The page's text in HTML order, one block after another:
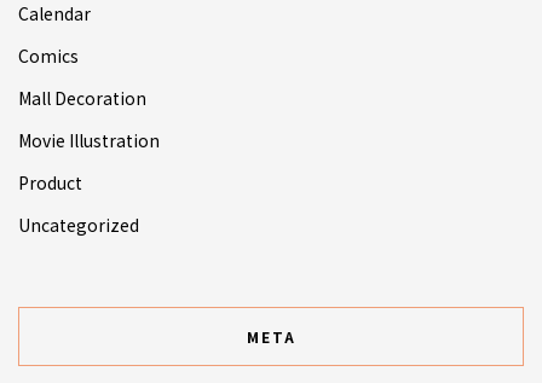
Calendar
Comics
Mall Decoration
Movie Illustration
Product
Uncategorized
META